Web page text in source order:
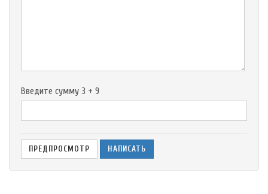
Введите сумму 3 + 9